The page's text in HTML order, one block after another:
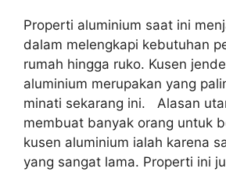
Properti aluminium saat ini
dalam melengkapi kebutuhan
rumah hingga ruko. Kusen
aluminium merupakan yang
minati sekarang ini. Alasan
membuat banyak orang untuk
kusen aluminium ialah karena
yang sangat lama. Properti ini